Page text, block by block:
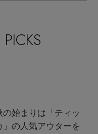
の始まりは「ティッ
」の人気アウターを